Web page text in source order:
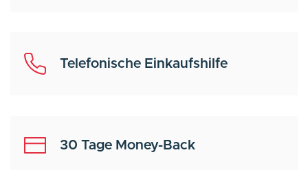
Telefonische Einkaufshilfe
30 Tage Money-Back